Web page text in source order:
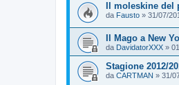
Il moleskine
da Fausto » 31/07/
Il Mago a New
da DavidatorXXX »
Stagione 2012/
da CARTMAN » 31/